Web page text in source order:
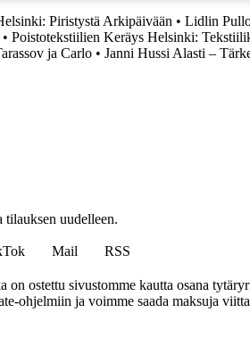
Piristystä Arkipäivään • Lidlin
• Poistotekstiilien Keräys Helsinki:
ja Carlo • Janni Hussi Alasti –
tilauksen uudelleen.
Mail
RSS
ostettu sivustomme kautta osana
ja voimme saada maksuja